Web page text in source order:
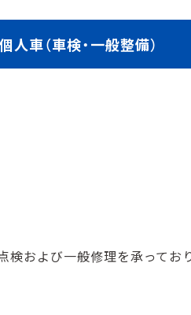
個⼈⾞（⾞検・⼀般整備）
検および⼀般修理を承ってお